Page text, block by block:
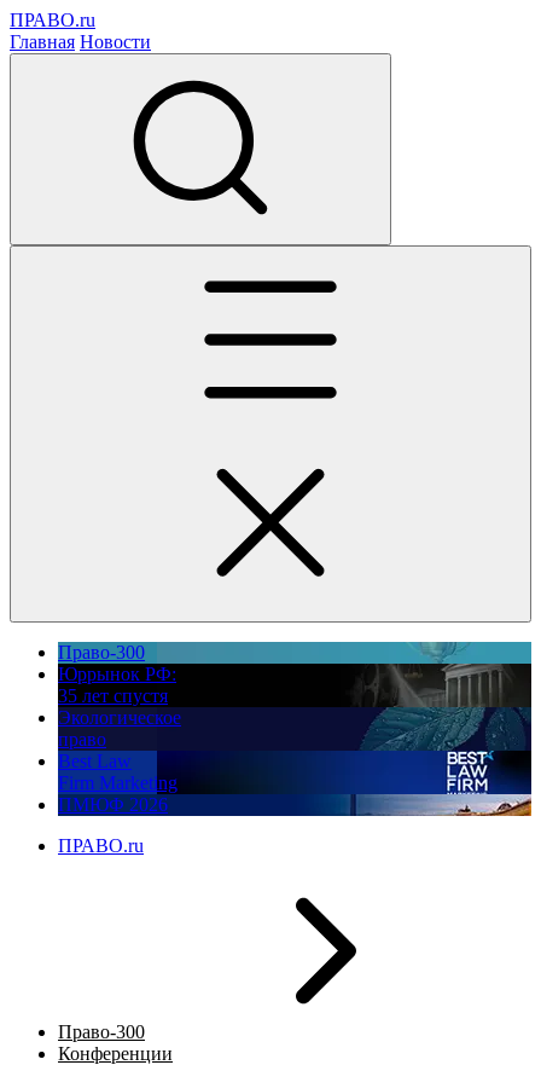
ПРАВО.ru
Главная Новости
Право-300
Юррынок РФ:
35 лет спустя
Экологическое
право
Best Law
Firm Marketing
ПМЮФ 2026
ПРАВО.ru
Право-300
Конференции